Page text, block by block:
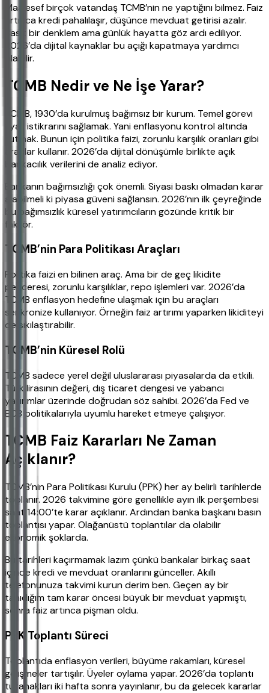
Maalesef birçok vatandaş TCMB’nin ne yaptığını bilmez. Faiz
artınca kredi pahalılaşır, düşünce mevduat getirisi azalır.
Basit bir denklem ama günlük hayatta göz ardı ediliyor.
2026’da dijital kaynaklar bu açığı kapatmaya yardımcı
olabilir.
TCMB Nedir ve Ne İşe Yarar?
TCMB, 1930’da kurulmuş bağımsız bir kurum. Temel görevi
fiyat istikrarını sağlamak. Yani enflasyonu kontrol altında
tutmak. Bunun için politika faizi, zorunlu karşılık oranları gibi
araçlar kullanır. 2026’da dijital dönüşümle birlikte açık
bankacılık verilerini de analiz ediyor.
Bankanın bağımsızlığı çok önemli. Siyasi baskı olmadan karar
alabilmeli ki piyasa güveni sağlansın. 2026’nın ilk çeyreğinde
bu bağımsızlık küresel yatırımcıların gözünde kritik bir
faktör.
TCMB’nin Para Politikası Araçları
Politika faizi en bilinen araç. Ama bir de geç likidite
penceresi, zorunlu karşılıklar, repo işlemleri var. 2026’da
TCMB enflasyon hedefine ulaşmak için bu araçları
senkronize kullanıyor. Örneğin faiz artırımı yaparken likiditeyi
de sıkılaştırabilir.
TCMB’nin Küresel Rolü
TCMB sadece yerel değil uluslararası piyasalarda da etkili.
Türk lirasının değeri, dış ticaret dengesi ve yabancı
yatırımlar üzerinde doğrudan söz sahibi. 2026’da Fed ve
ECB politikalarıyla uyumlu hareket etmeye çalışıyor.
TCMB Faiz Kararları Ne Zaman
Açıklanır?
TCMB’nin Para Politikası Kurulu (PPK) her ay belirli tarihlerde
toplanır. 2026 takvimine göre genellikle ayın ilk perşembesi
saat 14:00’te karar açıklanır. Ardından banka başkanı basın
toplantısı yapar. Olağanüstü toplantılar da olabilir
ekonomik şoklarda.
Bu tarihleri kaçırmamak lazım çünkü bankalar birkaç saat
içinde kredi ve mevduat oranlarını günceller. Akıllı
telefonunuza takvimi kurun derim ben. Geçen ay bir
tanıdığım tam karar öncesi büyük bir mevduat yapmıştı,
sonra faiz artınca pişman oldu.
PPK Toplantı Süreci
Toplantıda enflasyon verileri, büyüme rakamları, küresel
gelişmeler tartışılır. Üyeler oylama yapar. 2026’da toplantı
tutanakları iki hafta sonra yayınlanır, bu da gelecek kararlar